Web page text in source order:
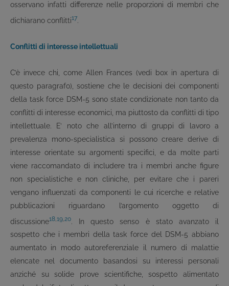
osservano infatti differenze nelle proporzioni di membri che
dichiarano conflitti17.
Conflitti di interesse intellettuali
C’è invece chi, come Allen Frances (vedi box in apertura di
questo paragrafo), sostiene che le decisioni dei componenti
della task force DSM-5 sono state condizionate non tanto da
conflitti di interesse economici, ma piuttosto da conflitti di tipo
intellettuale. E’ noto che all’interno di gruppi di lavoro a
prevalenza mono-specialistica si possono creare derive di
interesse orientate su argomenti specifici, e da molte parti
viene raccomandato di includere tra i membri anche figure
non specialistiche e non cliniche, per evitare che i pareri
vengano influenzati da componenti le cui ricerche e relative
pubblicazioni riguardano l’argomento oggetto di
discussione18 19 20. In questo senso è stato avanzato il
sospetto che i membri della task force del DSM-5 abbiano
aumentato in modo autoreferenziale il numero di malattie
elencate nel documento basandosi su interessi personali
anziché su solide prove scientifiche, sospetto alimentato